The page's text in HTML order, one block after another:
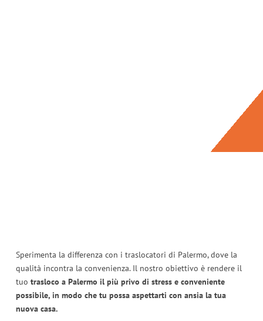
Sperimenta la differenza con i traslocatori di Palermo, dove la
qualità incontra la convenienza. Il nostro obiettivo è rendere il
tuo trasloco a Palermo il più privo di stress e conveniente
possibile, in modo che tu possa aspettarti con ansia la tua
nuova casa.